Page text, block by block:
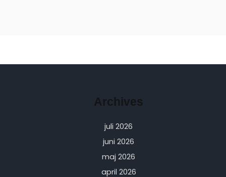
Archives
juli 2026
juni 2026
maj 2026
april 2026